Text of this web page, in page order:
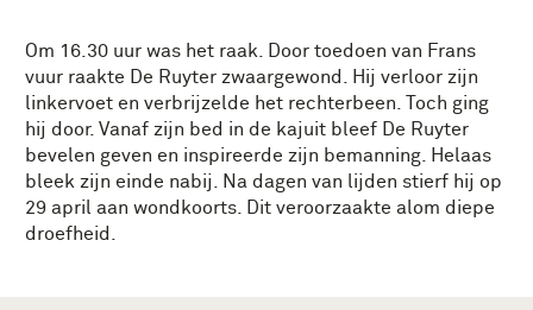
Om 16.30 uur was het raak. Door toedoen van Frans
vuur raakte De Ruyter zwaargewond. Hij verloor zijn
linkervoet en verbrijzelde het rechterbeen. Toch ging
hij door. Vanaf zijn bed in de kajuit bleef De Ruyter
bevelen geven en inspireerde zijn bemanning. Helaas
bleek zijn einde nabij. Na dagen van lijden stierf hij op
29 april aan wondkoorts. Dit veroorzaakte alom diepe
droefheid.